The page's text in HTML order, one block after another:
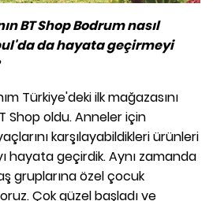
BT Shop Bodrum nasıl
da hayata geçirmeyi
Türkiye'deki ilk mağazasını
Shop oldu. Anneler için
karşılayabildikleri ürünleri
hayata geçirdik. Aynı zamanda
gruplarına özel çocuk
Çok güzel başladı ve